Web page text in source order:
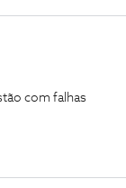
com falhas